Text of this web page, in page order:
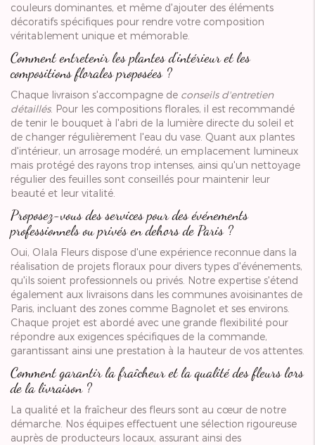
couleurs dominantes, et même d'ajouter des éléments
décoratifs spécifiques pour rendre votre composition
véritablement unique et mémorable.
Comment entretenir les plantes d'intérieur et les
compositions florales proposées ?
Chaque livraison s'accompagne de conseils d'entretien
détaillés. Pour les compositions florales, il est recommandé
de tenir le bouquet à l'abri de la lumière directe du soleil et
de changer régulièrement l'eau du vase. Quant aux plantes
d'intérieur, un arrosage modéré, un emplacement lumineux
mais protégé des rayons trop intenses, ainsi qu'un nettoyage
régulier des feuilles sont conseillés pour maintenir leur
beauté et leur vitalité.
Proposez-vous des services pour des événements
professionnels ou privés en dehors de Paris ?
Oui, Olala Fleurs dispose d'une expérience reconnue dans la
réalisation de projets floraux pour divers types d'événements,
qu'ils soient professionnels ou privés. Notre expertise s'étend
également aux livraisons dans les communes avoisinantes de
Paris, incluant des zones comme Bagnolet et ses environs.
Chaque projet est abordé avec une grande flexibilité pour
répondre aux exigences spécifiques de la commande,
garantissant ainsi une prestation à la hauteur de vos attentes.
Comment garantir la fraîcheur et la qualité des fleurs lors
de la livraison ?
La qualité et la fraîcheur des fleurs sont au cœur de notre
démarche. Nos équipes effectuent une sélection rigoureuse
auprès de producteurs locaux, assurant ainsi des